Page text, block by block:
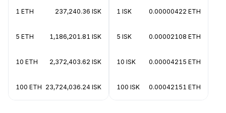
1 ETH 237,240.36 ISK
5 ETH 1,186,201.81 ISK
10 ETH 2,372,403.62 ISK
100 ETH 23,724,036.24 ISK
1 ISK 0.00000422 ETH
5 ISK 0.00002108 ETH
10 ISK 0.00004215 ETH
100 ISK 0.00042151 ETH